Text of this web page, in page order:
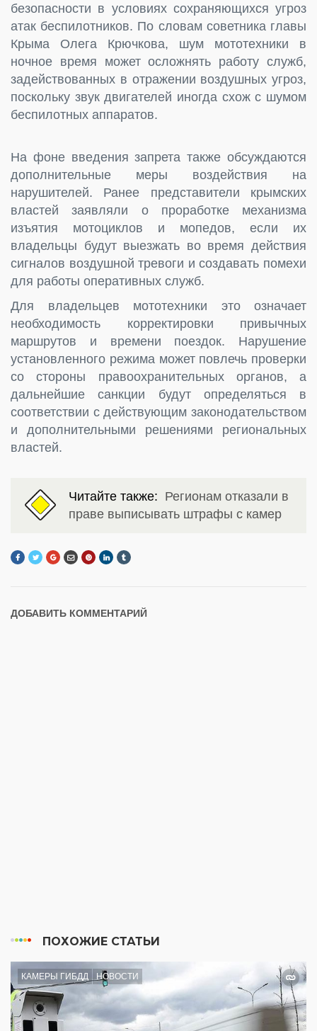
безопасности в условиях сохраняющихся угроз
атак беспилотников. По словам советника главы
Крыма Олега Крючкова, шум мототехники в
ночное время может осложнять работу служб,
задействованных в отражении воздушных угроз,
поскольку звук двигателей иногда схож с шумом
беспилотных аппаратов.
На фоне введения запрета также обсуждаются
дополнительные меры воздействия на
нарушителей. Ранее представители крымских
властей заявляли о проработке механизма
изъятия мотоциклов и мопедов, если их
владельцы будут выезжать во время действия
сигналов воздушной тревоги и создавать помехи
для работы оперативных служб.
Для владельцев мототехники это означает
необходимость корректировки привычных
маршрутов и времени поездок. Нарушение
установленного режима может повлечь проверки
со стороны правоохранительных органов, а
дальнейшие санкции будут определяться в
соответствии с действующим законодательством
и дополнительными решениями региональных
властей.
Читайте также: Регионам отказали в
праве выписывать штрафы с камер
ДОБАВИТЬ КОММЕНТАРИЙ
ПОХОЖИЕ СТАТЬИ
КАМЕРЫ ГИБДД НОВОСТИ